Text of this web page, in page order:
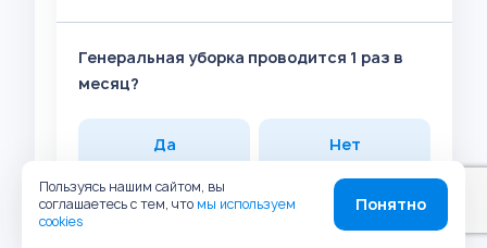
Генеральная уборка проводится 1 раз в
месяц?
Да Нет
Прикрепить
Пользуясь нашим сайтом, вы
соглашаетесь с тем, что мы используем
cookies
Понятно